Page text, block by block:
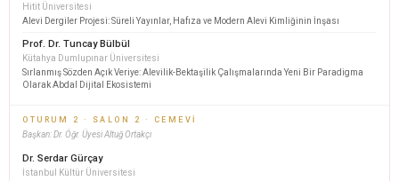
Hitit Üniversitesi
Alevi Dergiler Projesi: Süreli Yayınlar, Hafıza ve Modern Alevi Kimliğinin İnşası
Prof. Dr. Tuncay Bülbül
Kütahya Dumlupınar Üniversitesi
Sırlanmış Sözden Açık Veriye: Alevilik-Bektaşilik Çalışmalarında Yeni Bir Paradigma
Olarak Abdal Dijital Ekosistemi
OTURUM 2 · SALON 2 · CEMEVI
Başkan: Dr. Öğr. Üyesi Altuğ Ortakçı
Dr. Serdar Gürçay
İstanbul Kültür Üniversitesi